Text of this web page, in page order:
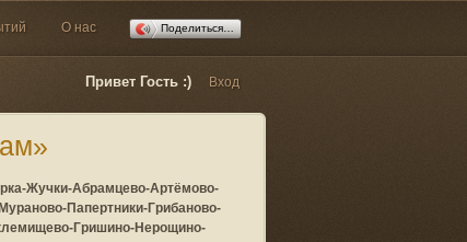
О нас Поделиться…
Привет Гость :) Вход
Жучки-Абрамцево-Артёмово-
Папертники-Грибаново-
Гришино-Нерощино-